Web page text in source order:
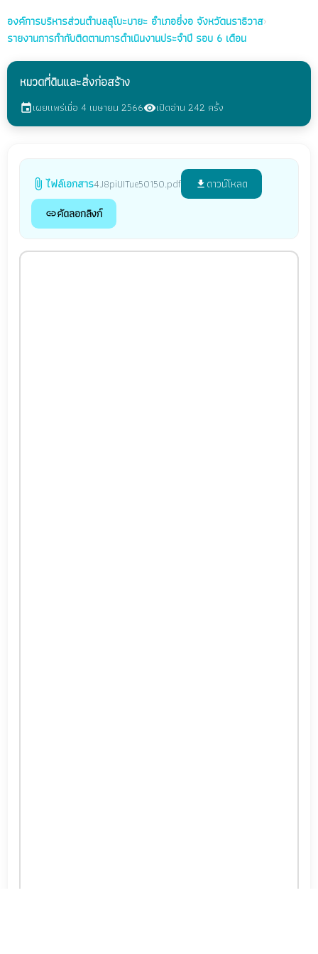
องค์การบริหารส่วนตำบลลุโบะบายะ อำเภอยี่งอ จังหวัดนราธิวาส›
รายงานการกำกับติดตามการดำเนินงานประจำปี รอบ 6 เดือน
หมวดที่ดินและสิ่งก่อสร้าง
eventเผยแพร่เมื่อ 4 เมษายน 2566visibilityเปิดอ่าน 242 ครั้ง
attach_file ไฟล์เอกสาร4J8piUITue50150.pdf file_download ดาวน์โหลด
linkคัดลอกลิงก์